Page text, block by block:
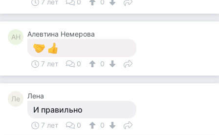
7 лет 0 0
АН Алевтина Немерова
7 лет 0 0
Ле Лена
И правильно
7 лет 0 0